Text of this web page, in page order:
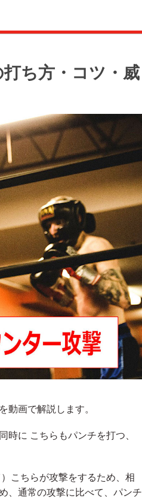
ち方・コツ・威
動画で解説します。
時に こちらもパンチを打つ、
こちらが攻撃をするため、相
、通常の攻撃に比べて、パンチ